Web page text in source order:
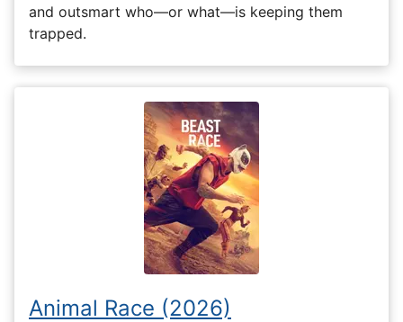
and outsmart who—or what—is keeping them
trapped.
Animal Race (2026)